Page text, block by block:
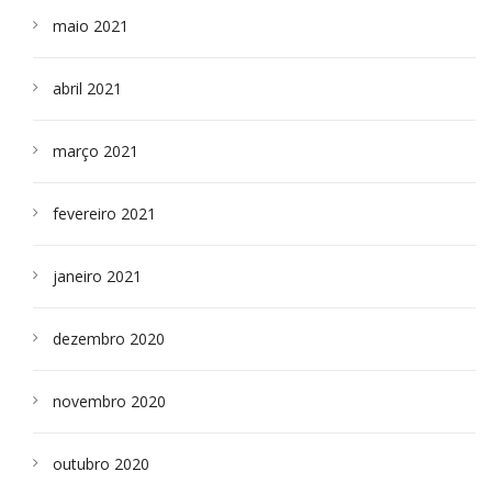
maio 2021
abril 2021
março 2021
fevereiro 2021
janeiro 2021
dezembro 2020
novembro 2020
outubro 2020